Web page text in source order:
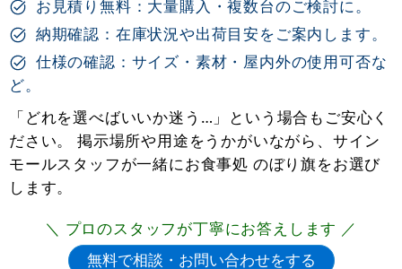
お見積り無料：大量購入・複数台のご検討に。
納期確認：在庫状況や出荷目安をご案内します。
仕様の確認：サイズ・素材・屋内外の使用可否な
ど。
「どれを選べばいいか迷う…」という場合もご安心く
ださい。 掲示場所や用途をうかがいながら、サイン
モールスタッフが一緒にお食事処 のぼり旗をお選び
します。
＼ プロのスタッフが丁寧にお答えします ／